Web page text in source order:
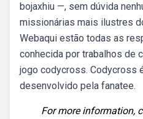
bojaxhiu —, sem dúvida
missionárias mais ilustres
Webaqui estão todas as
conhecida por trabalhos de
jogo codycross. Codycross
desenvolvido pela fanatee.
For more information,